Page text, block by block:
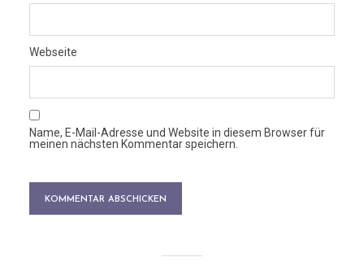
Webseite
Name, E-Mail-Adresse und Website in diesem Browser für
meinen nächsten Kommentar speichern.